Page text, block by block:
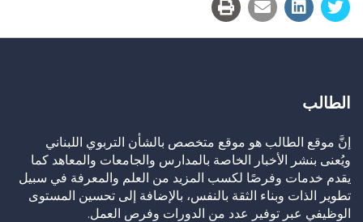
الطالب
إنَّ موقع الطالب هو موقع متخصص بالشأن التربوي اللبناني
ويُعنى بنشر الأخبار الخاصة بالمدارس والجامعات والمعاهد كما
يقدم خدمات وفرصًا لكسب المزيد من العلم والمعرفة في سبيل
تطوير الذات وبناء الثقة بالنفس، بالإضافة إلى تحسين المستوى
الوظيفي عبر توفير عدد من الدورات وفرص العمل.